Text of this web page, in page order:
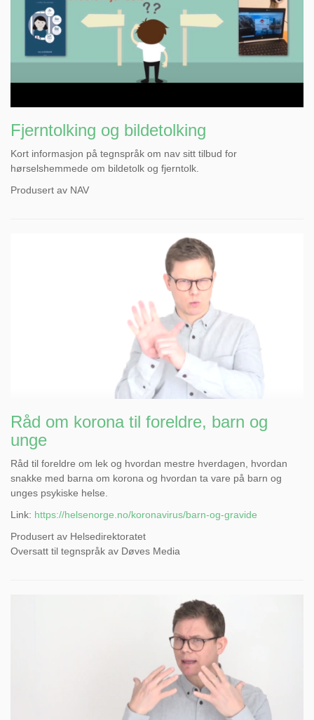
Fjerntolking og bildetolking
Kort informasjon på tegnspråk om nav sitt tilbud for
hørselshemmede om bildetolk og fjerntolk.
Produsert av NAV
Råd om korona til foreldre, barn og
unge
Råd til foreldre om lek og hvordan mestre hverdagen, hvordan
snakke med barna om korona og hvordan ta vare på barn og
unges psykiske helse.
Link: https://helsenorge.no/koronavirus/barn-og-gravide
Produsert av Helsedirektoratet
Oversatt til tegnspråk av Døves Media